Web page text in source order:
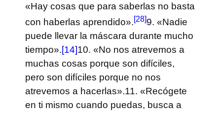
«Hay cosas que para saberlas no basta
con haberlas aprendido».[28]9. «Nadie
puede llevar la máscara durante mucho
tiempo».[14]10. «No nos atrevemos a
muchas cosas porque son difíciles,
pero son difíciles porque no nos
atrevemos a hacerlas».11. «Recógete
en ti mismo cuando puedas, busca a